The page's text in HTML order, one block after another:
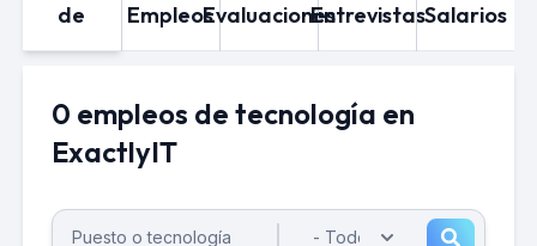
de
EmpleosEvaluacionesEntrevistasSalarios
0 empleos de tecnología en
ExactlyIT